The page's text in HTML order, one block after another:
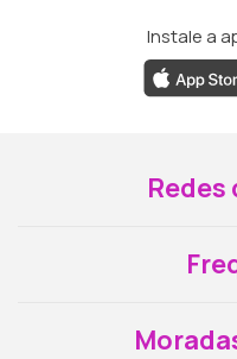
Instale a